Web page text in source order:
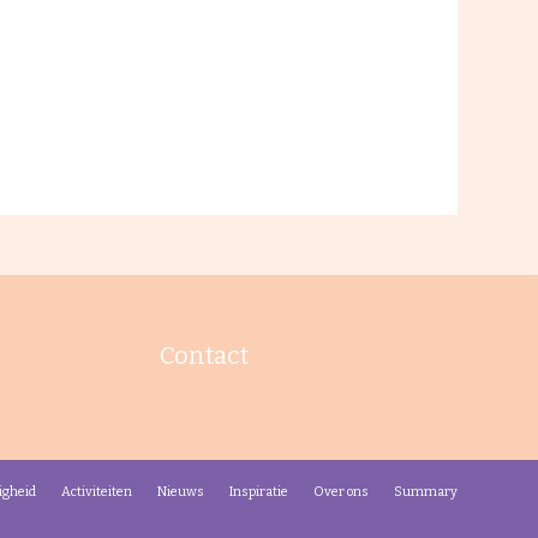
Contact
Activiteiten Nieuws Inspiratie Over ons Summary